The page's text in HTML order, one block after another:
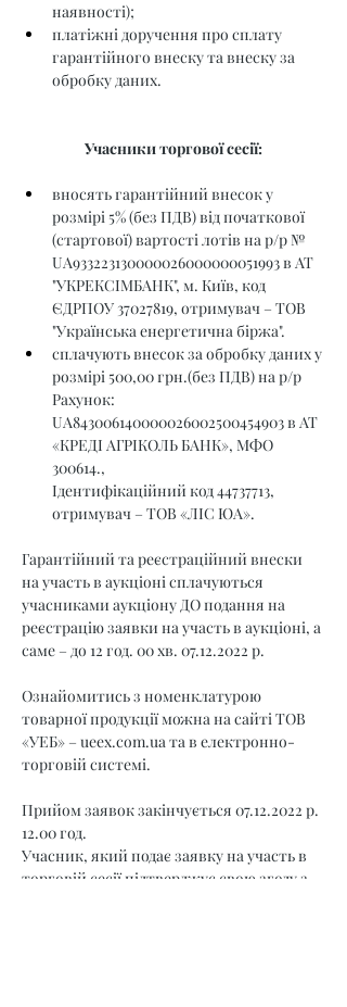
наявності);
платіжні доручення про сплату
гарантійного внеску та внеску за
обробку даних.
Учасники торгової сесії:
вносять гарантійний внесок у
розмірі 5% (без ПДВ) від початкової
(стартової) вартості лотів на р/р №
UA933223130000026000000051993 в АТ
"УКРЕКСІМБАНК", м. Київ, код
ЄДРПОУ 37027819, отримувач – ТОВ
"Українська енергетична біржа".
сплачують внесок за обробку даних у
розмірі 500,00 грн.(без ПДВ) на р/р
Рахунок:
UA843006140000026002500454903 в АТ
«КРЕДІ АГРІКОЛЬ БАНК», МФО
300614.,
Ідентифікаційний код 44737713,
отримувач – ТОВ «ЛІС ЮА».
Гарантійний та реєстраційний внески
на участь в аукціоні сплачуються
учасниками аукціону ДО подання на
реєстрацію заявки на участь в аукціоні, а
саме – до 12 год. 00 хв. 07.12.2022 р.
Ознайомитись з номенклатурою
товарної продукції можна на сайті ТОВ
«УЕБ» – ueex.com.ua та в електронно-
торговій системі.
Прийом заявок закінчується 07.12.2022 р.
12.00 год.
Учасник, який подає заявку на участь в
торговій сесії підтверджує свою згоду з